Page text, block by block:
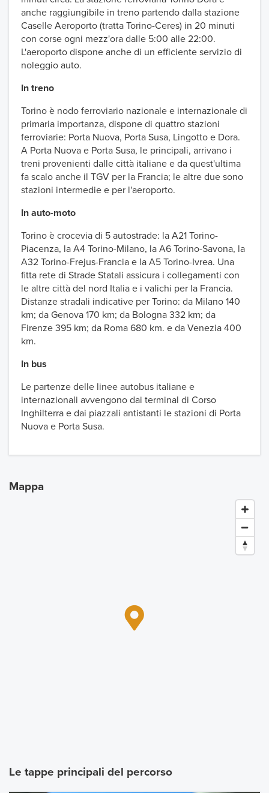
anche raggiungibile in treno partendo dalla stazione
Caselle Aeroporto (tratta Torino-Ceres) in 20 minuti
con corse ogni mezz'ora dalle 5:00 alle 22:00.
L'aeroporto dispone anche di un efficiente servizio di
noleggio auto.
In treno
Torino è nodo ferroviario nazionale e internazionale di
primaria importanza, dispone di quattro stazioni
ferroviarie: Porta Nuova, Porta Susa, Lingotto e Dora.
A Porta Nuova e Porta Susa, le principali, arrivano i
treni provenienti dalle città italiane e da quest'ultima
fa scalo anche il TGV per la Francia; le altre due sono
stazioni intermedie e per l'aeroporto.
In auto-moto
Torino è crocevia di 5 autostrade: la A21 Torino-
Piacenza, la A4 Torino-Milano, la A6 Torino-Savona, la
A32 Torino-Frejus-Francia e la A5 Torino-Ivrea. Una
fitta rete di Strade Statali assicura i collegamenti con
le altre città del nord Italia e i valichi per la Francia.
Distanze stradali indicative per Torino: da Milano 140
km; da Genova 170 km; da Bologna 332 km; da
Firenze 395 km; da Roma 680 km. e da Venezia 400
km.
In bus
Le partenze delle linee autobus italiane e
internazionali avvengono dai terminal di Corso
Inghilterra e dai piazzali antistanti le stazioni di Porta
Nuova e Porta Susa.
Mappa
Le tappe principali del percorso